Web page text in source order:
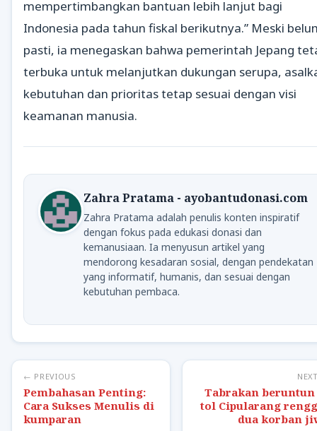
mempertimbangkan bantuan lebih lanjut bagi
Indonesia pada tahun fiskal berikutnya.” Meski
pasti, ia menegaskan bahwa pemerintah Jepang
terbuka untuk melanjutkan dukungan serupa,
kebutuhan dan prioritas tetap sesuai dengan visi
keamanan manusia.
Zahra Pratama - ayobantudonasi.com
Zahra Pratama adalah penulis konten inspiratif
dengan fokus pada edukasi donasi dan
kemanusiaan. Ia menyusun artikel yang
mendorong kesadaran sosial, dengan pendekatan
yang informatif, humanis, dan sesuai dengan
kebutuhan pembaca.
← PREVIOUS
Pembahasan Penting:
Cara Sukses Menulis di
kumparan
Tabrakan
tol Cipularang
dua korban